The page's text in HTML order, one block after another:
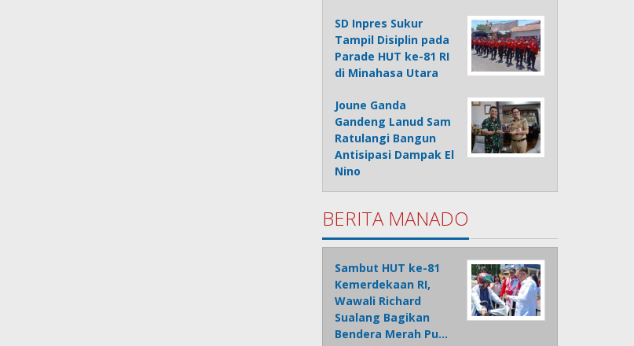
SD Inpres Sukur
Tampil Disiplin pada
Parade HUT ke-81 RI
di Minahasa Utara
Joune Ganda
Gandeng Lanud Sam
Ratulangi Bangun
Antisipasi Dampak El
Nino
BERITA MANADO
Sambut HUT ke-81
Kemerdekaan RI,
Wawali Richard
Sualang Bagikan
Bendera Merah Pu…